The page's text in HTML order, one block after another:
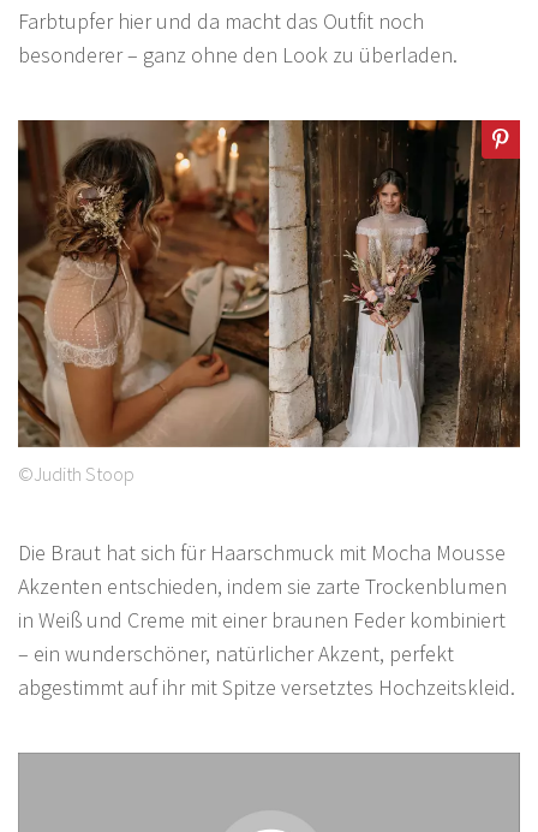
Farbtupfer hier und da macht das Outfit noch
besonderer – ganz ohne den Look zu überladen.
©Judith Stoop
Die Braut hat sich für Haarschmuck mit Mocha Mousse
Akzenten entschieden, indem sie zarte Trockenblumen
in Weiß und Creme mit einer braunen Feder kombiniert
– ein wunderschöner, natürlicher Akzent, perfekt
abgestimmt auf ihr mit Spitze versetztes Hochzeitskleid.